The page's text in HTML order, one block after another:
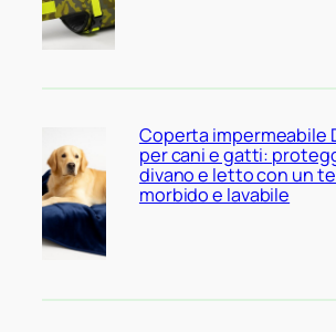
Coperta impermeabile
per cani e gatti:
divano e letto con un
morbido e lavabile